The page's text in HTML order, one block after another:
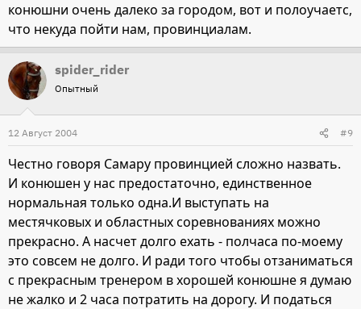
конюшни очень далеко за городом, вот и полоучаетс,
что некуда пойти нам, провинциалам.
spider_rider
Опытный
12 Август 2004 #9
Честно говоря Самару провинцией сложно назвать.
И конюшен у нас предостаточно, единственное
нормальная только одна.И выступать на
местячковых и областных соревнованиях можно
прекрасно. А насчет долго ехать - полчаса по-моему
это совсем не долго. И ради того чтобы отзаниматься
с прекрасным тренером в хорошей конюшне я думаю
не жалко и 2 часа потратить на дорогу. И податься